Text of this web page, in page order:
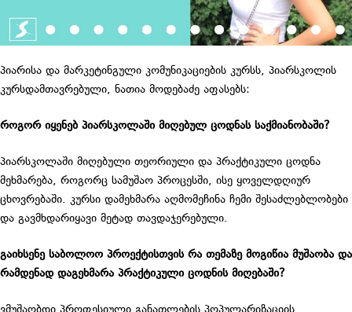
პიარისა და მარკეტინგული კომუნიკაციების კურსს, პიარსკოლის
კურსდამთავრებული, ნათია მოდებაძე აფასებს:
როგორ იყენებ პიარსკოლაში მიღებულ ცოდნას საქმიანობაში?
პიარსკოლაში მიღებული თეორიული და პრაქტიკული ცოდნა
მეხმარება, როგორც სამუშაო პროცესში, ისე ყოველდღიურ
ცხოვრებაში. კურსი დამეხმარა აღმომეჩინა ჩემი შესაძლებლობები
და გავმხდარიყავი მეტად თავდაჯერებული.
გაიხსენე საბოლოო პროექტისთვის რა თემაზე მოგიწია მუშაობა და
რამდენად დაგეხმარა პრაქტიკული ცოდნის მიღებაში?